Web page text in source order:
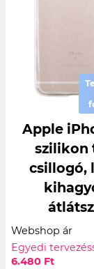
Apple
szilikon
csillogó,
Webshop ár
Egyedi
6.480 Ft